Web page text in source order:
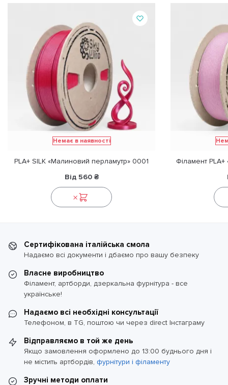
Немає в наявності
PLA+ SILK «Малиновий перламутр» 0001
Від 560 ₴
Філамент
Сертифікована італійська смола
Надаємо всі документи і дбаємо про вашу безпеку
Власне виробництво
Філамент, артборди, дзеркальна фурнітура - все
українське!
Надаємо всі необхідні консультації
Телефоном, в TG, поштою чи через direct Інстаграму
Відправляємо в той же день
Якщо замовлення оформлено до 13:00 буднього дня і
не містить артбордів, фурнітури і філаменту
Зручні методи оплати